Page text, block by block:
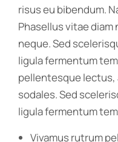
risus eu bibendum.
Phasellus vitae diam
neque. Sed
ligula fermentum
pellentesque
sodales. Sed
ligula fermentum
Vivamus rutrum